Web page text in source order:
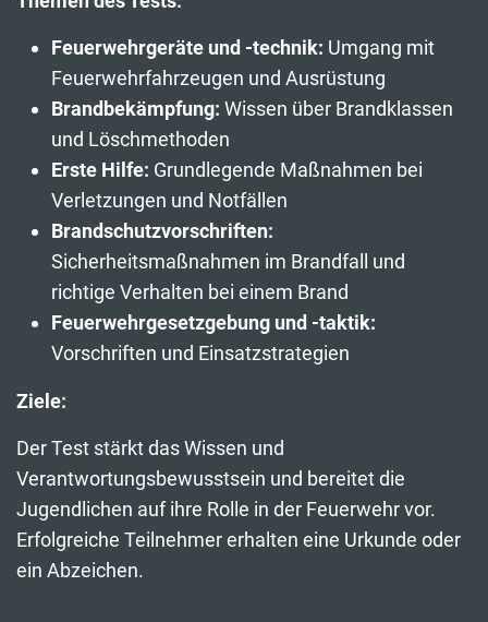
Feuerwehrgeräte und -technik: Umgang mit
Feuerwehrfahrzeugen und Ausrüstung
Brandbekämpfung: Wissen über Brandklassen
und Löschmethoden
Erste Hilfe: Grundlegende Maßnahmen bei
Verletzungen und Notfällen
Brandschutzvorschriften:
Sicherheitsmaßnahmen im Brandfall und
richtige Verhalten bei einem Brand
Feuerwehrgesetzgebung und -taktik:
Vorschriften und Einsatzstrategien
Ziele:
Der Test stärkt das Wissen und
Verantwortungsbewusstsein und bereitet die
Jugendlichen auf ihre Rolle in der Feuerwehr vor.
Erfolgreiche Teilnehmer erhalten eine Urkunde oder
ein Abzeichen.